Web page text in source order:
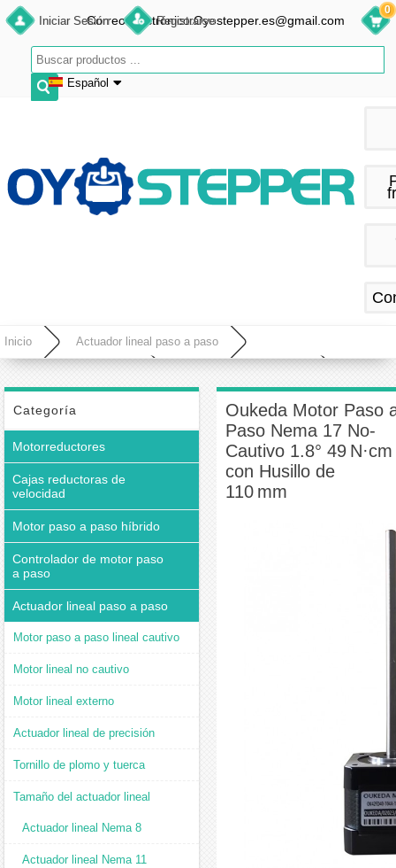
Iniciar Sesión Registrarse
Español
Français
Español
Correo electrónico:Oyostepper.es@gmail.com
0
Inicio Actuador lineal paso a paso
Motor Paso a Paso Nema 17 No-Cautivo 1.8° 49 N·cm con Husillo de 110 mm
Categoría
Motorreductores
Cajas reductoras de
velocidad
Motor paso a paso híbrido
Controlador de motor paso
a paso
Actuador lineal paso a paso
Motor paso a paso lineal cautivo
Motor lineal no cautivo
Motor lineal externo
Actuador lineal de precisión
Tornillo de plomo y tuerca
Tamaño del actuador lineal
Actuador lineal Nema 8
Actuador lineal Nema 11
Oukeda Motor Paso
Paso Nema 17 No-
Cautivo 1.8° 49 N·cm
con Husillo de
110 mm